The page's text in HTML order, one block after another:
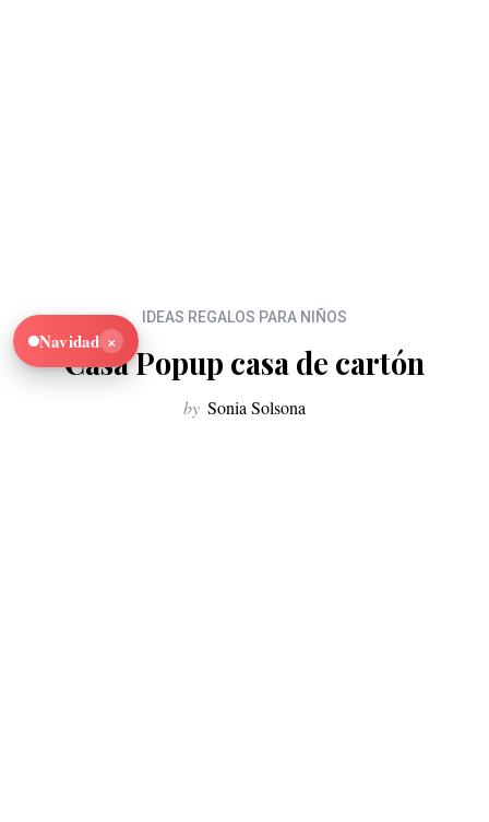
IDEAS REGALOS PARA NIÑOS
Casa Popup casa de cartón
by Sonia Solsona
Navidad ×